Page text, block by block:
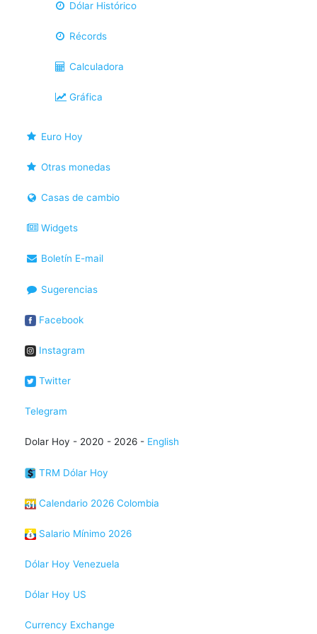
Dólar Histórico
Récords
Calculadora
Gráfica
Euro Hoy
Otras monedas
Casas de cambio
Widgets
Boletín E-mail
Sugerencias
Facebook
Instagram
Twitter
Telegram
Dolar Hoy - 2020 - 2026 - English
TRM Dólar Hoy
Calendario 2026 Colombia
Salario Mínimo 2026
Dólar Hoy Venezuela
Dólar Hoy US
Currency Exchange